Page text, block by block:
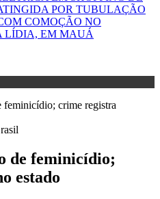
POR TUBULAÇÃO
COMOÇÃO NO
LÍDIA, EM MAUÁ
de feminicídio;
estado